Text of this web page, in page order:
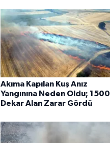
Akıma Kapılan Kuş Anız
Yangınına Neden Oldu; 1500
Dekar Alan Zarar Gördü